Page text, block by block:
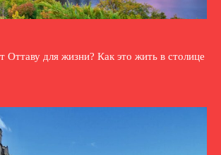
для жизни? Как это жить в столице